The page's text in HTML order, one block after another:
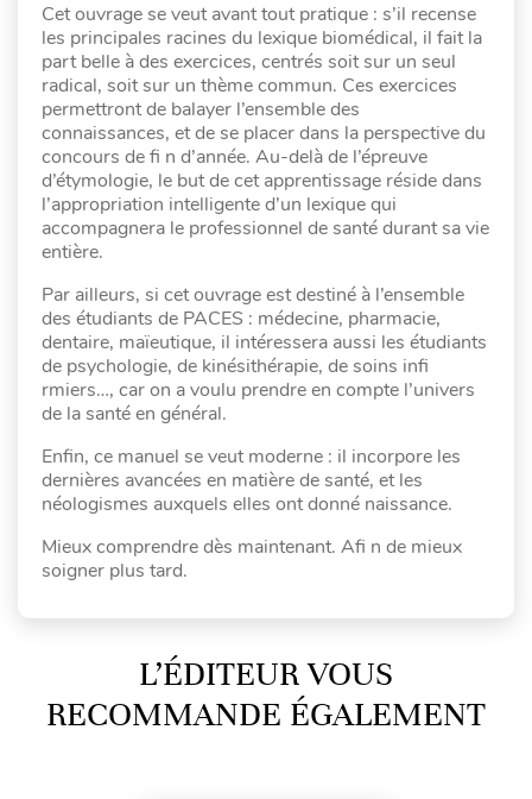
Cet ouvrage se veut avant tout pratique : s’il recense
les principales racines du lexique biomédical, il fait la
part belle à des exercices, centrés soit sur un seul
radical, soit sur un thème commun. Ces exercices
permettront de balayer l’ensemble des
connaissances, et de se placer dans la perspective du
concours de fi n d’année. Au-delà de l’épreuve
d’étymologie, le but de cet apprentissage réside dans
l’appropriation intelligente d’un lexique qui
accompagnera le professionnel de santé durant sa vie
entière.
Par ailleurs, si cet ouvrage est destiné à l’ensemble
des étudiants de PACES : médecine, pharmacie,
dentaire, maïeutique, il intéressera aussi les étudiants
de psychologie, de kinésithérapie, de soins infi
rmiers…, car on a voulu prendre en compte l’univers
de la santé en général.
Enfin, ce manuel se veut moderne : il incorpore les
dernières avancées en matière de santé, et les
néologismes auxquels elles ont donné naissance.
Mieux comprendre dès maintenant. Afi n de mieux
soigner plus tard.
L’ÉDITEUR VOUS
RECOMMANDE ÉGALEMENT